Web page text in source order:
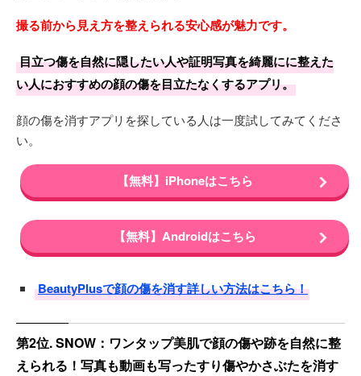
撮る前から見え方を整えられる安心感が魅力です。
目立つ傷を自然に隠したい人や証明写真を綺麗にに整えた
い人におすすめの顔の傷を目立たなくするアプリ。
顔の傷を消すアプリを探している人は一度試してみてくださ
い。
【無料】iPhoneはこちら
【無料】Androidはこちら
BeautyPlusで顔の傷を消す詳しい方法はこちら！
第2位. SNOW：ワンタップ美肌で顔の傷や跡を自然に整
えられる！写真も動画も写ったすり傷やかさぶたを消す